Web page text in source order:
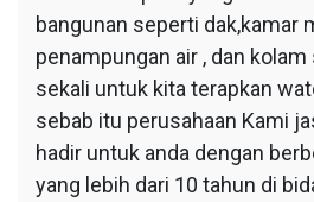
bangunan seperti dak,kamar
penampungan air , dan
sekali untuk kita terapkan
sebab itu perusahaan Kami
hadir untuk anda dengan
yang lebih dari 10 tahun di